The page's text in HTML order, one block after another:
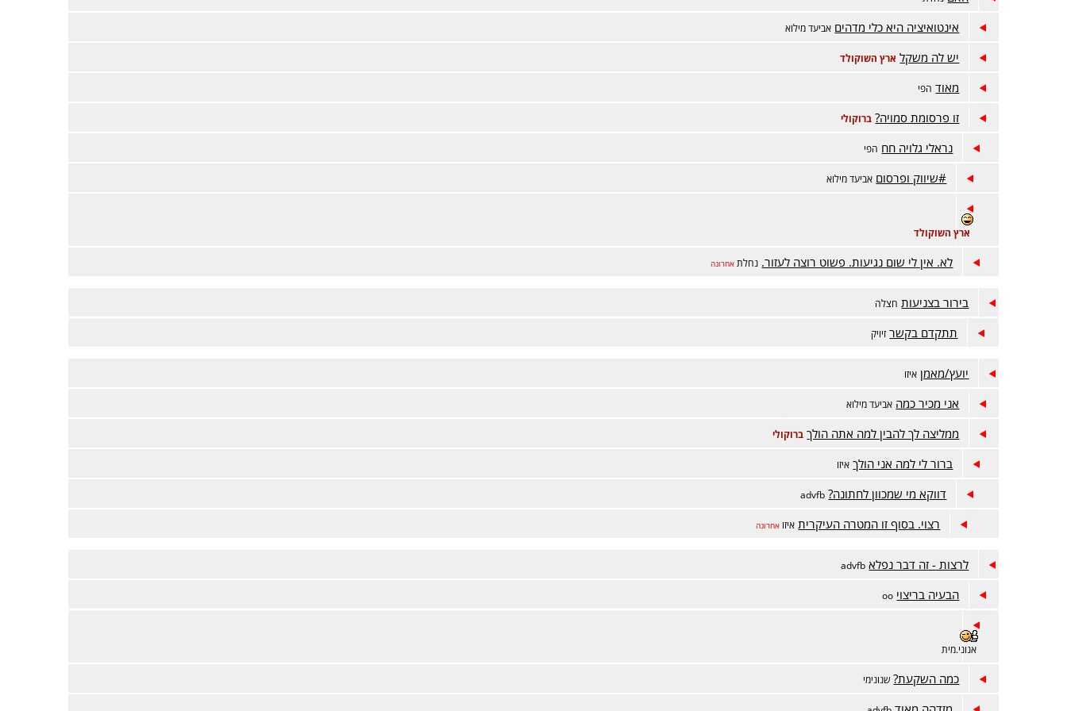
אינטואיציה היא כלי מדהים אביעד מילוא
יש לה משקל ארץ השוקולד
מאוד הפי
זו פרסומת סמויה? ברוקולי
נראלי גלויה חח הפי
#שיווק ופרסום אביעד מילוא
ארץ השוקולד
לא. אין לי שום נגיעות. פשוט רוצה לעזור. נחלת אחרונה
בירור בצניעות חצלה
תתקדם בקשר זיויק
יועץ/מאמן איזו
אני מכיר כמה אביעד מילוא
ממליצה לך להבין למה אתה הולך ברוקולי
ברור לי למה אני הולך איזו
דווקא מי שמכוון לחתונה? advfb
רצוי. בסוף זו המטרה העיקרית איזו אחרונה
לרצות - זה דבר נפלא advfb
הבעיה בריצוי oo
אנוני.מית
כמה השקעת? שנונימי